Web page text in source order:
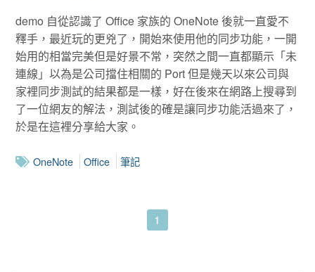
demo 自從認識了 Office 家族的 OneNote 後就一直愛不
釋手，最近玩的更兇了，開始來使用他的同步功能，一開
始用的相當完美但是好景不常，突然之間一直都顯示「未
連線」以為是公司擋住相關的 Port 但是幾天以來公司與
家裡同步測試的結果都是一樣，好在後來在網路上搜尋到
了一位網友的解法，測試後的確是讓同步功能活過來了，
於是在這裡分享給大家。
OneNote Office 筆記
1